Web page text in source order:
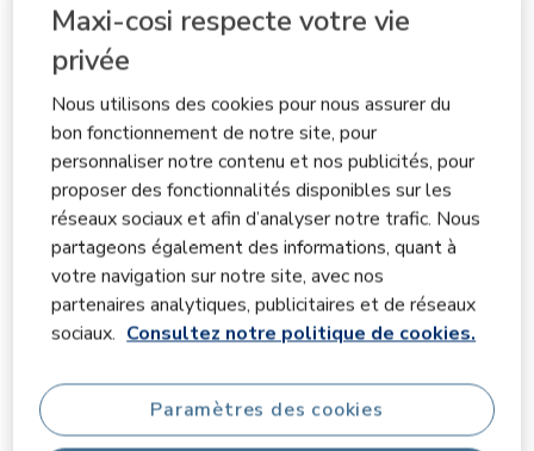
Maxi-cosi respecte votre vie
privée
Nous utilisons des cookies pour nous assurer du
bon fonctionnement de notre site, pour
personnaliser notre contenu et nos publicités, pour
proposer des fonctionnalités disponibles sur les
réseaux sociaux et afin d’analyser notre trafic. Nous
partageons également des informations, quant à
votre navigation sur notre site, avec nos
partenaires analytiques, publicitaires et de réseaux
sociaux. Consultez notre politique de cookies.
Paramètres des cookies
installer dans ma voiture sur sa base isofix, nous avons
déjà fait deux trajets de 6 heures et bébé était très bien
dedans, trajets au top ! Le système pivotant 360 degré
est très pratique pour installer facilement et
correctement bébé sans se torturer le dos avant de
choisir la position « face » ou « dos » a la route, il suffit
simplement de débloquer le siège par l’un des deux
crochets de chaque côté du siège et il n’est pas
nécessaire de maintenir le crochet pour faire tourner le
siège. Les positions d’inclinaisons, assis ou semi-allongé
se règlent d’un seul geste très simple, la têtière est
harnais est bien ajustable pour éviter « la tête qui
tombe ». Les petits plus de ce siège sont le système de